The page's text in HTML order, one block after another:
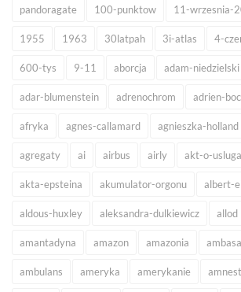
pandoragate 100-punktow 11-wrzesnia-
1955 1963 30latpah 3i-atlas 4-
600-tys 9-11 aborcja adam-niedzielski
adar-blumenstein adrenochrom adrien-
afryka agnes-callamard agnieszka-holland
agregaty ai airbus airly akt-o-
akta-epsteina akumulator-orgonu albert-
aldous-huxley aleksandra-dulkiewicz allod
amantadyna amazon amazonia
ambulans ameryka amerykanie